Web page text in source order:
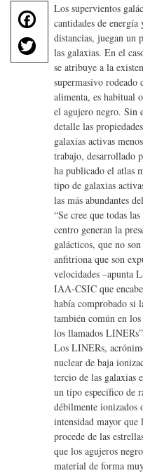
F
e
T
w
it
te
Los supervientos
cantidades de
distancias, juegan un
las galaxias. En el
se atribuye a la
supermasivo rodeado
alimenta, es habitual
el agujero negro. Sin
detalle las
galaxias activas
trabajo, desarrollado
ha publicado el atlas
tipo de galaxias
las más abundantes
“Se cree que todas
centro generan la
galácticos, que no
anfitriona que son
velocidades –apunta
IAA-CSIC que
había comprobado si
también común en
los llamados
Los LINERs,
nuclear de baja
tercio de las galaxias
un tipo específico de
débilmente ionizados
intensidad mayor que
procede de las
que los agujeros
material de forma